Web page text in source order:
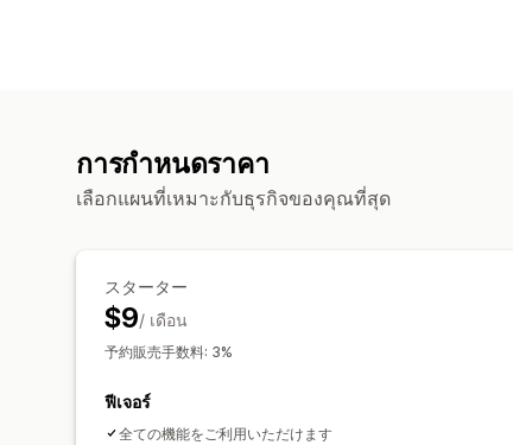
การกำหนดราคา
เลือกแผนที่เหมาะกับธุรกิจของคุณที่สุด
スターター
$9/ เดือน
予約販売手数料: 3%
ฟีเจอร์
全ての機能をご利用いただけます